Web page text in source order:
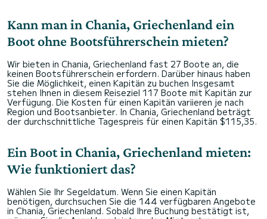
Kann man in Chania, Griechenland ein
Boot ohne Bootsführerschein mieten?
Wir bieten in Chania, Griechenland fast 27 Boote an, die
keinen Bootsführerschein erfordern. Darüber hinaus haben
Sie die Möglichkeit, einen Kapitän zu buchen Insgesamt
stehen Ihnen in diesem Reiseziel 117 Boote mit Kapitän zur
Verfügung. Die Kosten für einen Kapitän variieren je nach
Region und Bootsanbieter. In Chania, Griechenland beträgt
der durchschnittliche Tagespreis für einen Kapitän $115,35.
Ein Boot in Chania, Griechenland mieten:
Wie funktioniert das?
Wählen Sie Ihr Segeldatum. Wenn Sie einen Kapitän
benötigen, durchsuchen Sie die 144 verfügbaren Angebote
in Chania, Griechenland. Sobald Ihre Buchung bestätigt ist,